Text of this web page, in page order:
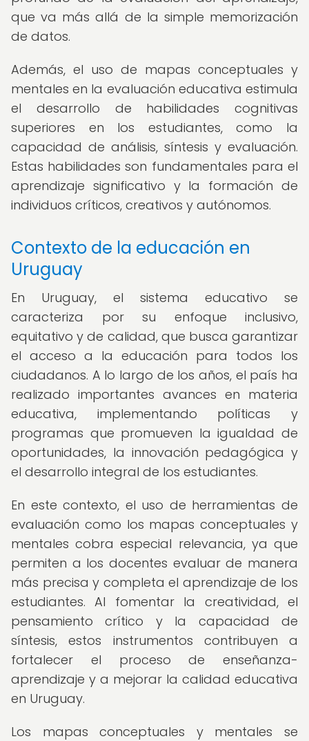
que va más allá de la simple memorización
de datos.
Además, el uso de mapas conceptuales y
mentales en la evaluación educativa estimula
el desarrollo de habilidades cognitivas
superiores en los estudiantes, como la
capacidad de análisis, síntesis y evaluación.
Estas habilidades son fundamentales para el
aprendizaje significativo y la formación de
individuos críticos, creativos y autónomos.
Contexto de la educación en
Uruguay
En Uruguay, el sistema educativo se
caracteriza por su enfoque inclusivo,
equitativo y de calidad, que busca garantizar
el acceso a la educación para todos los
ciudadanos. A lo largo de los años, el país ha
realizado importantes avances en materia
educativa, implementando políticas y
programas que promueven la igualdad de
oportunidades, la innovación pedagógica y
el desarrollo integral de los estudiantes.
En este contexto, el uso de herramientas de
evaluación como los mapas conceptuales y
mentales cobra especial relevancia, ya que
permiten a los docentes evaluar de manera
más precisa y completa el aprendizaje de los
estudiantes. Al fomentar la creatividad, el
pensamiento crítico y la capacidad de
síntesis, estos instrumentos contribuyen a
fortalecer el proceso de enseñanza-
aprendizaje y a mejorar la calidad educativa
en Uruguay.
Los mapas conceptuales y mentales se